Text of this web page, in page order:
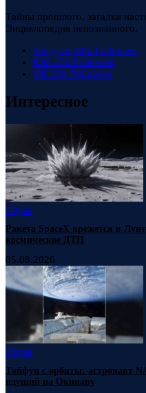
Тайны прошлого, загадки
Энциклопедия непознанного.
Telegram 88k Followers
RSS 23k Followers
VK 23k Followers
Интересное
Наука
Ракета SpaceX врежется в
космическое ДТП
05.08.2026
Наука
Тайфун с орбиты: астронавт
идущий на Окинаву